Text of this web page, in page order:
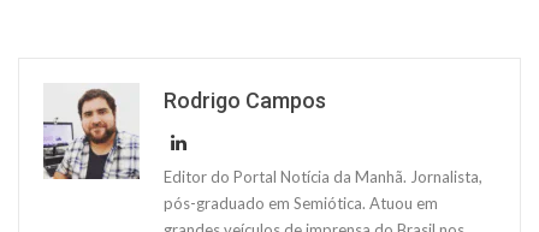
Rodrigo Campos
Editor do Portal Notícia da Manhã. Jornalista,
pós-graduado em Semiótica. Atuou em